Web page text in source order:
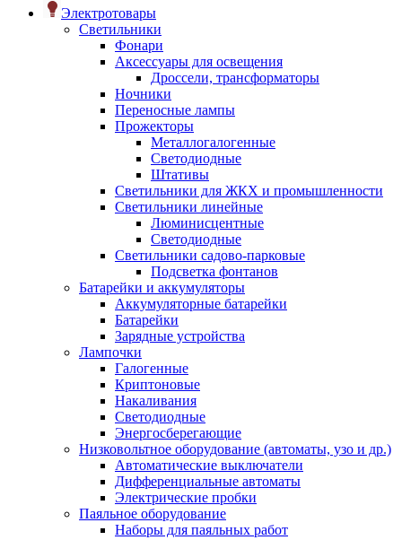
Электротовары
Светильники
Фонари
Аксессуары для освещения
Дроссели, трансформаторы
Ночники
Переносные лампы
Прожекторы
Металлогалогенные
Светодиодные
Штативы
Светильники для ЖКХ и промышленности
Светильники линейные
Люминисцентные
Светодиодные
Светильники садово-парковые
Подсветка фонтанов
Батарейки и аккумуляторы
Аккумуляторные батарейки
Батарейки
Зарядные устройства
Лампочки
Галогенные
Криптоновые
Накаливания
Светодиодные
Энергосберегающие
Низковольтное оборудование (автоматы, узо и др.)
Автоматические выключатели
Дифференциальные автоматы
Электрические пробки
Паяльное оборудование
Наборы для паяльных работ